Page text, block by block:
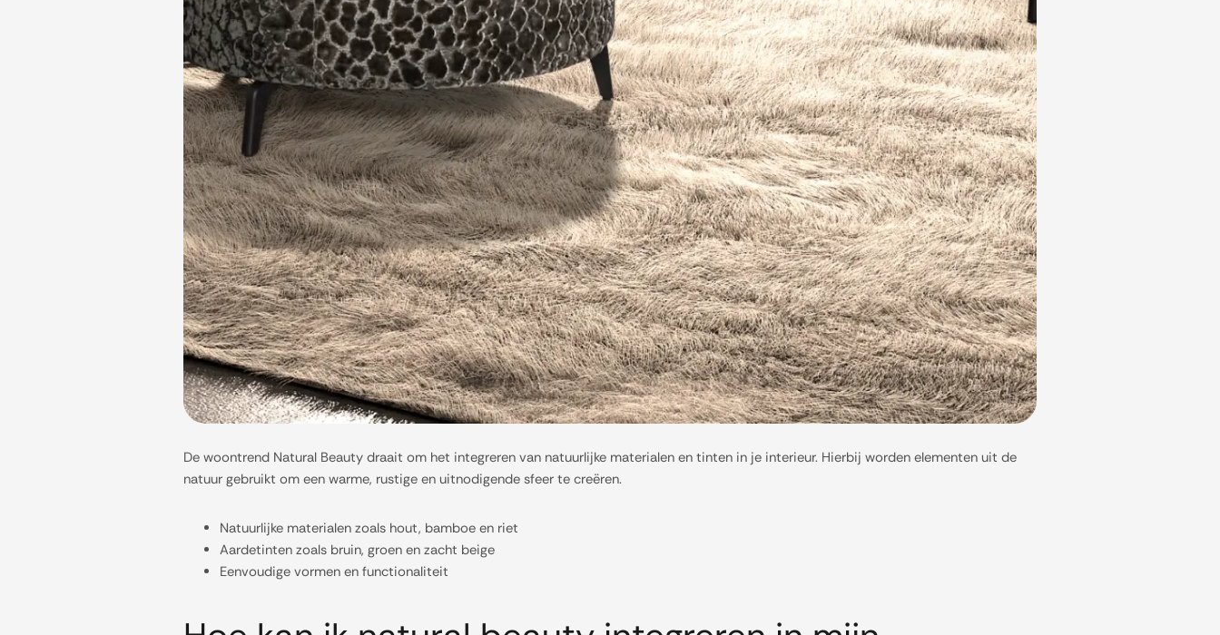
De woontrend Natural Beauty draait om het integreren van natuurlijke materialen en tinten in je interieur. Hierbij worden elementen uit de
natuur gebruikt om een warme, rustige en uitnodigende sfeer te creëren.
Natuurlijke materialen zoals hout, bamboe en riet
Aardetinten zoals bruin, groen en zacht beige
Eenvoudige vormen en functionaliteit